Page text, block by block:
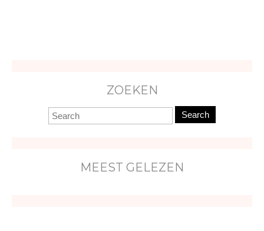
ZOEKEN
Search
MEEST GELEZEN